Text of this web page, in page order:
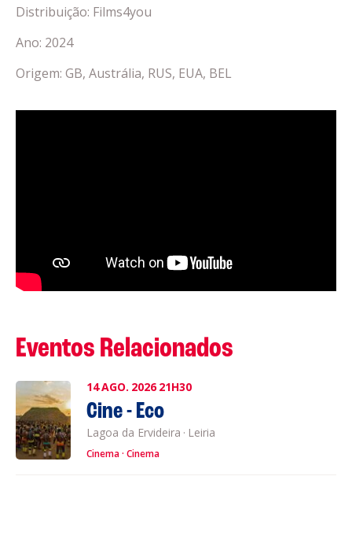
Distribuição: Films4you
Ano: 2024
Origem: GB, Austrália, RUS, EUA, BEL
Eventos Relacionados
14AGO. 2026 21H30
Cine - Eco
Lagoa da Ervideira · Leiria
Cinema Cinema